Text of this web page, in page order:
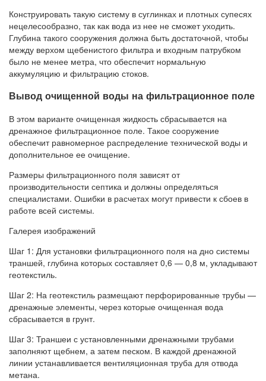
Конструировать такую систему в суглинках и плотных супесях
нецелесообразно, так как вода из нее не сможет уходить.
Глубина такого сооружения должна быть достаточной, чтобы
между верхом щебенистого фильтра и входным патрубком
было не менее метра, что обеспечит нормальную
аккумуляцию и фильтрацию стоков.
Вывод очищенной воды на фильтрационное поле
В этом варианте очищенная жидкость сбрасывается на
дренажное фильтрационное поле. Такое сооружение
обеспечит равномерное распределение технической воды и
дополнительное ее очищение.
Размеры фильтрационного поля зависят от
производительности септика и должны определяться
специалистами. Ошибки в расчетах могут привести к сбоев в
работе всей системы.
Галерея изображений
Шаг 1: Для установки фильтрационного поля на дно системы
траншей, глубина которых составляет 0,6 — 0,8 м, укладывают
геотекстиль.
Шаг 2: На геотекстиль размещают перфорированные трубы —
дренажные элементы, через которые очищенная вода
сбрасывается в грунт.
Шаг 3: Траншеи с установленными дренажными трубами
заполняют щебнем, а затем песком. В каждой дренажной
линии устанавливается вентиляционная труба для отвода
метана.